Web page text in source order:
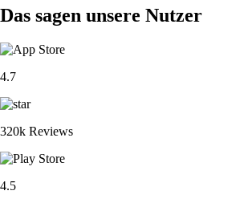
Das sagen unsere Nutzer
4.7
320k Reviews
4.5